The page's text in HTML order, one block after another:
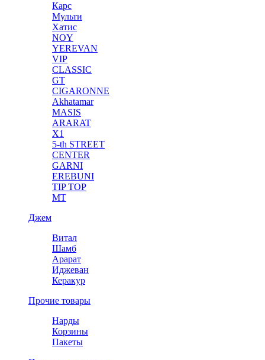
Карс
Мульти
Хатис
NOY
YEREVAN
VIP
CLASSIC
GT
CIGARONNE
Akhatamar
MASIS
ARARAT
X1
5-th STREET
CENTER
GARNI
EREBUNI
TIP TOP
MT
Джем
Витал
Шамб
Арарат
Иджеван
Керакур
Прочие товары
Нарды
Корзины
Пакеты